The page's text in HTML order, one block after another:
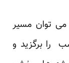
توان مسیر
را برگزید و